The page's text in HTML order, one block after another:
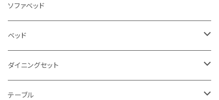
3人掛け
2.5人掛け
2人掛け
1人掛け
ソファベッド
ベッド
シングルサイズ以下（フレームのみ）
セミダブルサイズ（フレームのみ）
ダイニングセット
ダイニング3点セット以下
テーブル